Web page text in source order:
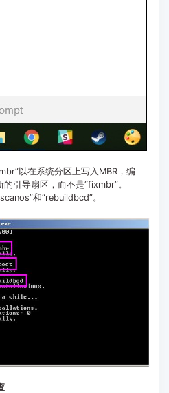
以在系统分区上写入MBR，编
引导扇区，而不是“fixmbr”。
和“rebuildbcd”。